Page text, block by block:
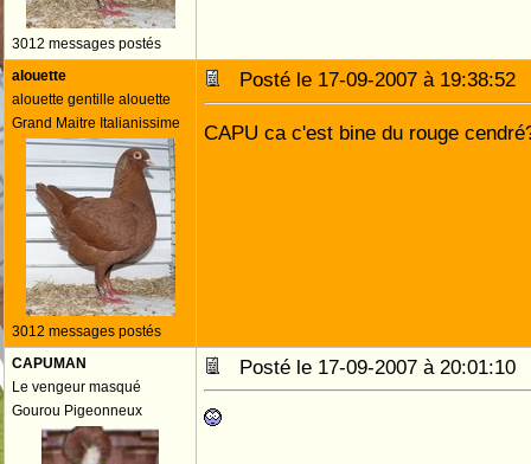
3012 messages postés
alouette
alouette gentille alouette
Grand Maitre Italianissime
3012 messages postés
Posté le 17-09-2007 à
CAPU ca c'est bine du rouge
CAPUMAN
Le vengeur masqué
Gourou Pigeonneux
Posté le 17-09-2007 à